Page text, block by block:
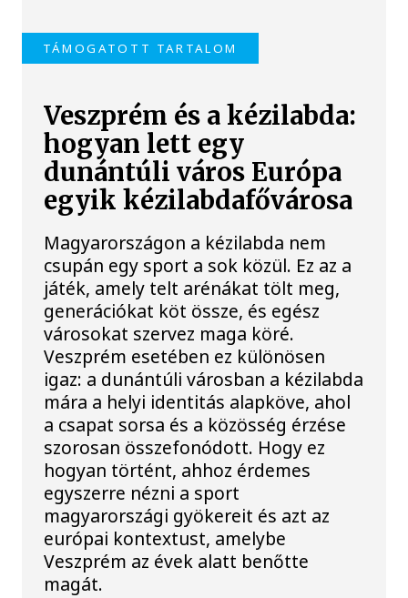
TÁMOGATOTT TARTALOM
Veszprém és a kézilabda:
hogyan lett egy
dunántúli város Európa
egyik kézilabdafővárosa
Magyarországon a kézilabda nem
csupán egy sport a sok közül. Ez az a
játék, amely telt arénákat tölt meg,
generációkat köt össze, és egész
városokat szervez maga köré.
Veszprém esetében ez különösen
igaz: a dunántúli városban a kézilabda
mára a helyi identitás alapköve, ahol
a csapat sorsa és a közösség érzése
szorosan összefonódott. Hogy ez
hogyan történt, ahhoz érdemes
egyszerre nézni a sport
magyarországi gyökereit és azt az
európai kontextust, amelybe
Veszprém az évek alatt benőtte
magát.